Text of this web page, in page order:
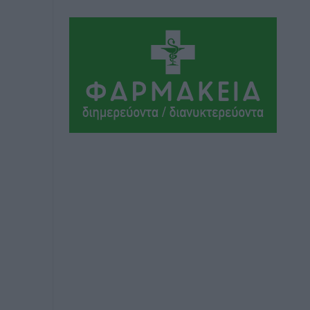
Δωδεκανήσου: Τα προσωνύμια και οι
πριν 2 ώρες
Τριήμερο εξόδου: Πάνω από 129.000
επιβάτες αναχωρούν από Πειραιά,